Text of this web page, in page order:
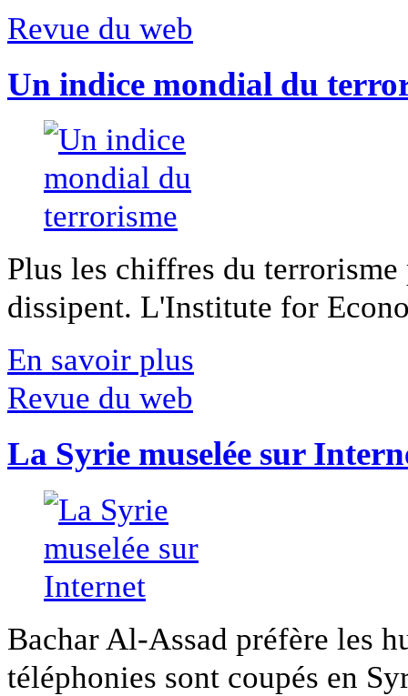
Revue du web
Un indice mondial du
Plus les chiffres du
dissipent. L'Institute for
En savoir plus
Revue du web
La Syrie muselée sur
Bachar Al-Assad préfère les
téléphonies sont coupés en